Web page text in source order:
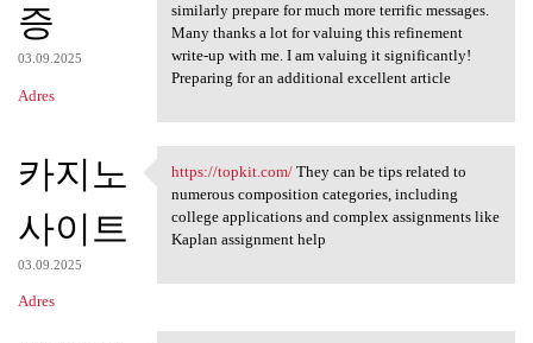
증
03.09.2025
Adres
similarly prepare for much more terrific messages.
Many thanks a lot for valuing this refinement
write-up with me. I am valuing it significantly!
Preparing for an additional excellent article
카지노
사이트
03.09.2025
Adres
https://topkit.com/ They can
https://topkit.com/They can be tips related to
numerous composition categories, including
college applications and complex assignments like
Kaplan assignment help